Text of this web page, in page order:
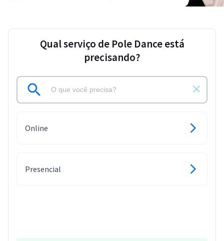
Qual serviço de Pole Dance está
precisando?
Online
Presencial